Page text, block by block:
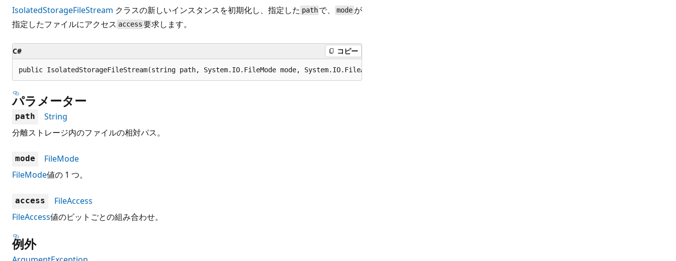
IsolatedStorageFileStream クラスの新しいインスタンスを初期化し、指定した path で、modeが
指定したファイルにアクセス access 要求します。
C# コピー
public IsolatedStorageFileStream(string path, System.IO.FileMode mode, System.IO.FileAccess access);
パラメーター
path
String
分離ストレージ内のファイルの相対パス。
mode
FileMode
FileMode値の 1 つ。
access
FileAccess
FileAccess値のビットごとの組み合わせ。
例外